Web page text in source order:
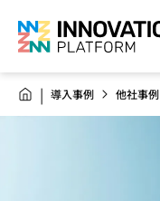
導入事例 他社事例